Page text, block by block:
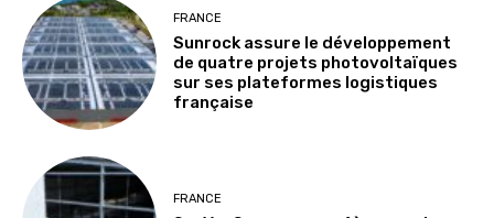
FRANCE
Sunrock assure le développement
de quatre projets photovoltaïques
sur ses plateformes logistiques
française
FRANCE